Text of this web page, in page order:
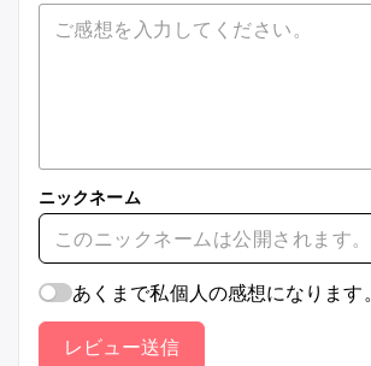
ニックネーム
あくまで私個人の感想になります。
レビュー送信